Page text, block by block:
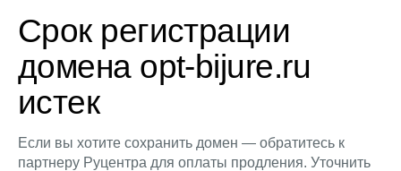
Срок регистрации
домена opt-bijure.ru
истек
Если вы хотите сохранить домен — обратитесь к
партнеру Руцентра для оплаты продления. Уточнить